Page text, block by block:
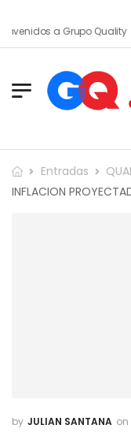
a Grupo Quality
Entradas
INFLACION
JULIAN SANTANA